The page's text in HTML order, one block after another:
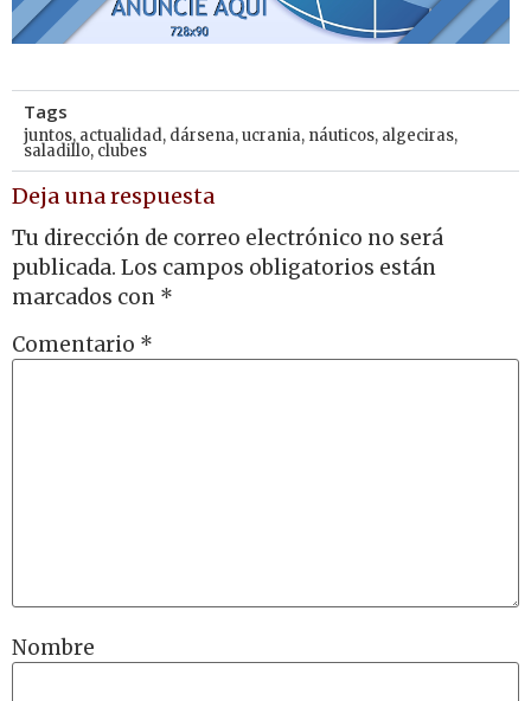
Tags
juntos, actualidad, dársena,ucrania, náuticos, algeciras,
saladillo, clubes
Deja una respuesta
Tu dirección de correo electrónico no será
publicada. Los campos obligatorios están
marcados con *
Comentario *
Nombre